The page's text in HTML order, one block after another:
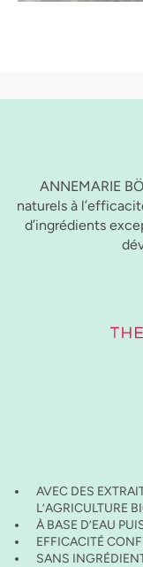
ANNEMARIE
naturels à
d’ingrédients
AVEC DES
L’AGRICULTURE
À BASE D’EAU
EFFICACITÉ
SANS